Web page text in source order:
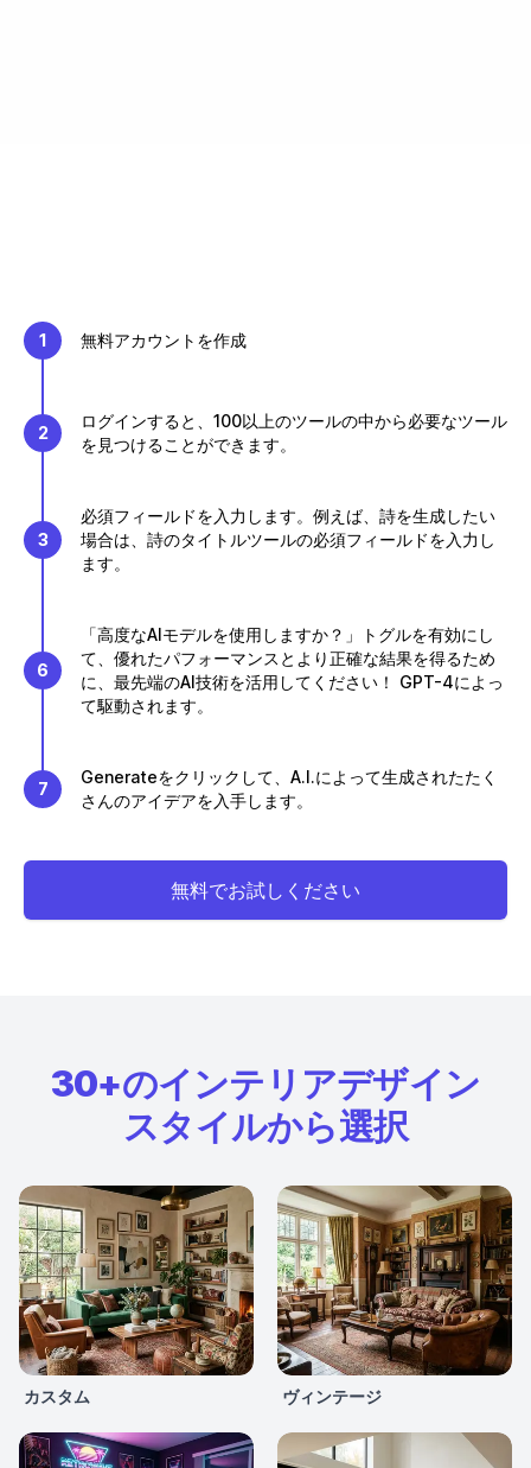
1 無料アカウントを作成
2
ログインすると、100以上のツールの中から必要なツール
を見つけることができます。
3
必須フィールドを入力します。例えば、詩を生成したい
場合は、詩のタイトルツールの必須フィールドを入力し
ます。
6
「高度なAIモデルを使用しますか？」トグルを有効にし
て、優れたパフォーマンスとより正確な結果を得るため
に、最先端のAI技術を活用してください！ GPT-4によっ
て駆動されます。
7
Generateをクリックして、A.I.によって生成されたたく
さんのアイデアを入手します。
無料でお試しください
30+のインテリアデザイン
スタイルから選択
カスタム ヴィンテージ